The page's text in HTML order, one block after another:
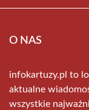
O NAS
infokartuzy.pl to
aktualne
wszystkie